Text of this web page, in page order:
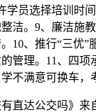
学员选择培训时
洁。9、廉洁施
10、推行“三优”
管理。11、四项
不满意可换车，
直达公交吗》来